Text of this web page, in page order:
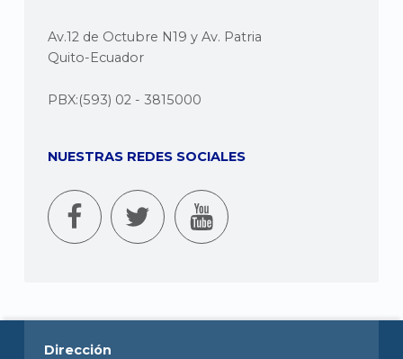
Av.12 de Octubre N19 y Av. Patria
Quito-Ecuador
PBX:(593) 02 - 3815000
NUESTRAS REDES SOCIALES
Dirección